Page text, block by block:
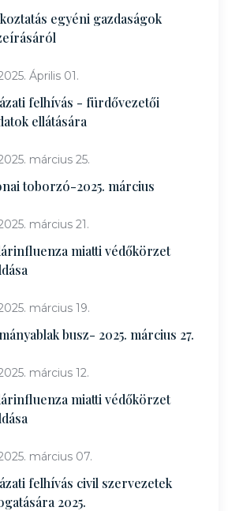
egyéni gazdaságok
Április 01.
felhívás - fürdővezetői
ellátására
március 25.
toborzó-2025. március
március 21.
miatti védőkörzet
március 19.
busz- 2025. március 27.
március 12.
miatti védőkörzet
március 07.
felhívás civil szervezetek
2025.